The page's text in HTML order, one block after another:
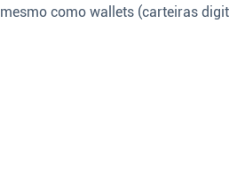
como wallets (carteiras